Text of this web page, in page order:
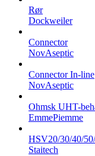
Rør
Dockweiler
Connector
NovAseptic
Connector In-line
NovAseptic
Ohmsk UHT-
EmmePiemme
HSV20/30/40/
Staitech